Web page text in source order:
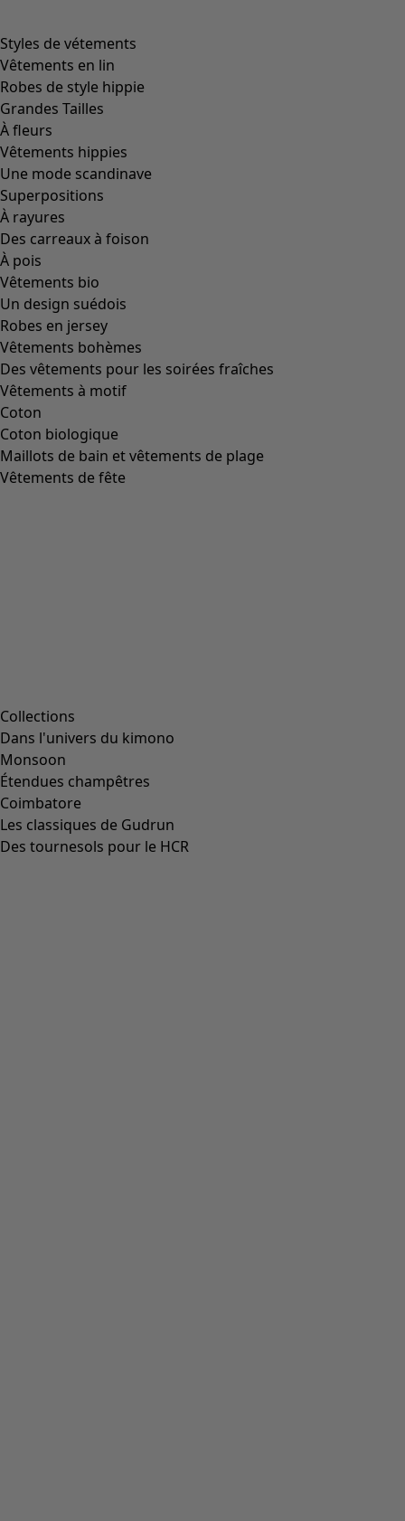
Styles de vétements
Vêtements en lin
Robes de style hippie
Grandes Tailles
À fleurs
Vêtements hippies
Une mode scandinave
Superpositions
À rayures
Des carreaux à foison
À pois
Vêtements bio
Un design suédois
Robes en jersey
Vêtements bohèmes
Des vêtements pour les soirées fraîches
Vêtements à motif
Coton
Coton biologique
Maillots de bain et vêtements de plage
Vêtements de fête
Collections
Dans l'univers du kimono
Monsoon
Étendues champêtres
Coimbatore
Les classiques de Gudrun
Des tournesols pour le HCR